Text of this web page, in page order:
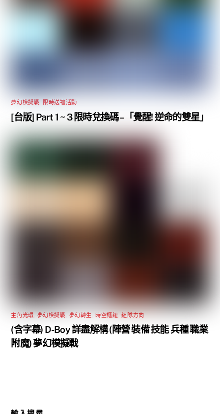
夢幻模擬戰 限時送禮活動
[台版] Part 1 ~ 3 限時兌換碼 –「覺醒! 逆命的雙星」
主角光環 夢幻模擬戰 夢幻轉生 ,時空樞紐 ,組隊方向
(含字幕) D-Boy 詳盡解構 (陣營 裝備 技能 兵種 職業
附魔) 夢幻模擬戰